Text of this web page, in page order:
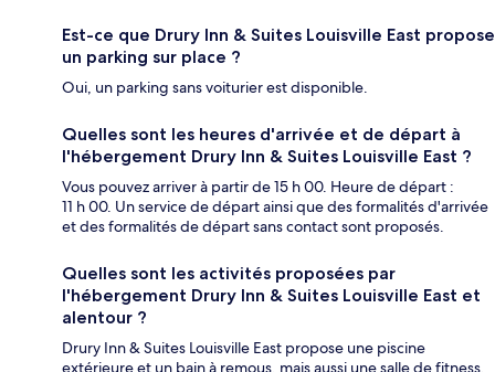
Est-ce que Drury Inn & Suites Louisville East propose
un parking sur place ?
Oui, un parking sans voiturier est disponible.
Quelles sont les heures d'arrivée et de départ à
l'hébergement Drury Inn & Suites Louisville East ?
Vous pouvez arriver à partir de 15 h 00. Heure de départ :
11 h 00. Un service de départ ainsi que des formalités d'arrivée
et des formalités de départ sans contact sont proposés.
Quelles sont les activités proposées par
l'hébergement Drury Inn & Suites Louisville East et
alentour ?
Drury Inn & Suites Louisville East propose une piscine
extérieure et un bain à remous, mais aussi une salle de fitness.